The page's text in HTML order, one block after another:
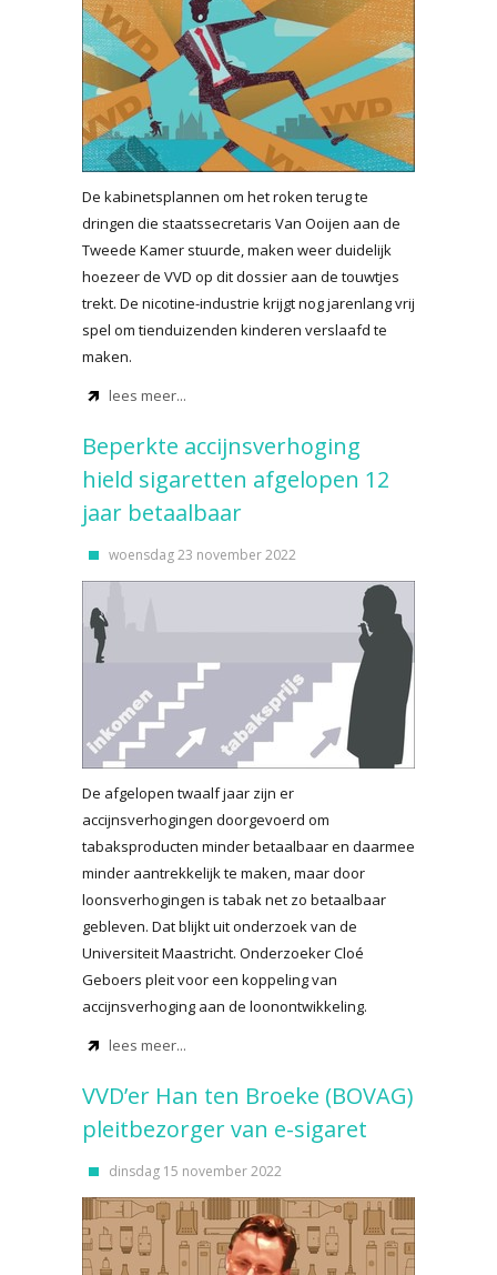
De kabinetsplannen om het roken terug te
dringen die staatssecretaris Van Ooijen aan de
Tweede Kamer stuurde, maken weer duidelijk
hoezeer de VVD op dit dossier aan de touwtjes
trekt. De nicotine-industrie krijgt nog jarenlang vrij
spel om tienduizenden kinderen verslaafd te
maken.
lees meer...
Beperkte accijnsverhoging
hield sigaretten afgelopen 12
jaar betaalbaar
woensdag 23 november 2022
De afgelopen twaalf jaar zijn er
accijnsverhogingen doorgevoerd om
tabaksproducten minder betaalbaar en daarmee
minder aantrekkelijk te maken, maar door
loonsverhogingen is tabak net zo betaalbaar
gebleven. Dat blijkt uit onderzoek van de
Universiteit Maastricht. Onderzoeker Cloé
Geboers pleit voor een koppeling van
accijnsverhoging aan de loonontwikkeling.
lees meer...
VVD’er Han ten Broeke (BOVAG)
pleitbezorger van e-sigaret
dinsdag 15 november 2022